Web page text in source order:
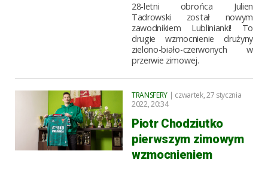
28-letni obrońca Julien
Tadrowski został nowym
zawodnikiem Lublinianki! To
drugie wzmocnienie drużyny
zielono-biało-czerwonych w
przerwie zimowej.
TRANSFERY | czwartek, 27 stycznia
2022, 20:34
Piotr Chodziutko
pierwszym zimowym
wzmocnieniem